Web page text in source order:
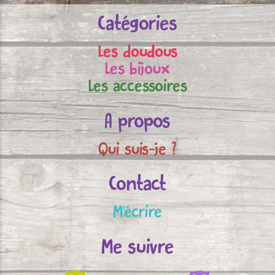
Catégories
Les doudous
Les bijoux
Les accessoires
A propos
Qui suis-je ?
Contact
M'écrire
Me suivre